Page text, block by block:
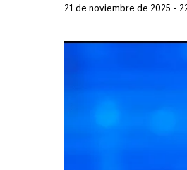
21 de noviembre de 2025 -